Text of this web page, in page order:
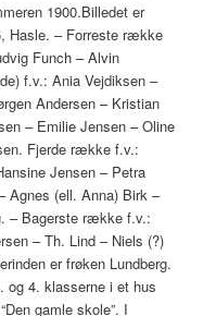
1900.Billedet er
Hasle. – Forreste række
Funch – Alvin
f.v.: Ania Vejdiksen –
Andersen – Kristian
– Emilie Jensen – Oline
Fjerde række f.v.:
Jensen – Petra
Agnes (ell. Anna) Birk –
– Bagerste række f.v.:
– Th. Lind – Niels (?)
er frøken Lundberg.
og 4. klasserne i et hus
gamle skole”. I